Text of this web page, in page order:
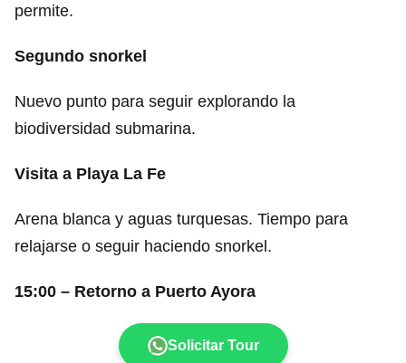
permite.
Segundo snorkel
Nuevo punto para seguir explorando la
biodiversidad submarina.
Visita a Playa La Fe
Arena blanca y aguas turquesas. Tiempo para
relajarse o seguir haciendo snorkel.
15:00 – Retorno a Puerto Ayora
Solicitar Tour